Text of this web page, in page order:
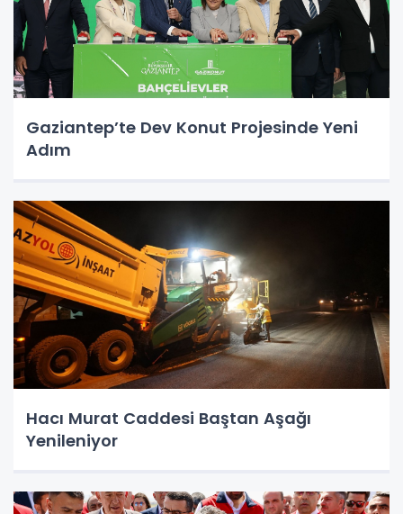
Gaziantep’te Dev Konut Projesinde Yeni
Adım
Hacı Murat Caddesi Baştan Aşağı
Yenileniyor